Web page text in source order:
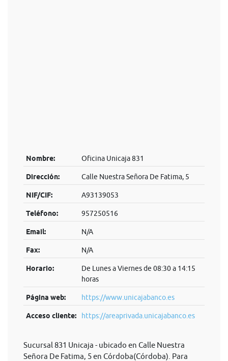
Nombre: Oficina Unicaja 831
Dirección: Calle Nuestra Señora De Fatima, 5
NIF/CIF: A93139053
Teléfono: 957250516
Email: N/A
Fax: N/A
Horario:
De Lunes a Viernes de 08:30 a 14:15
horas
Página web: https://www.unicajabanco.es
Acceso cliente: https://areaprivada.unicajabanco.es
Sucursal 831 Unicaja - ubicado en Calle Nuestra
Señora De Fatima, 5 en Córdoba(Córdoba). Para